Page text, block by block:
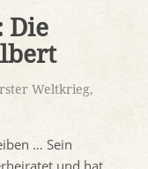
Die
Weltkrieg,
… Sein
und hat